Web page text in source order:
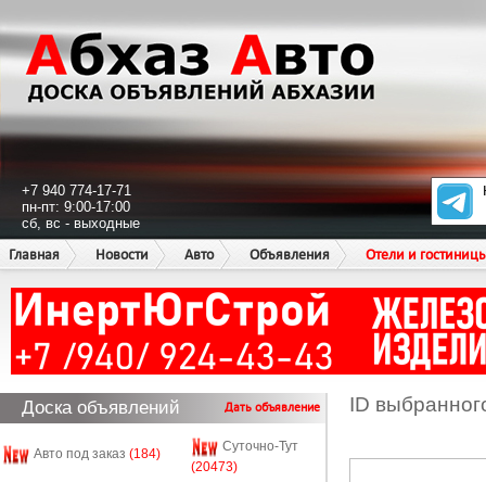
+7 940 774-17-71
пн-пт: 9:00-17:00
сб, вс - выходные
Главная
Новости Авто Объявления Отели и
Доска объявлений Дать объявление
Авто под заказ (184)
Суточно-Тут
(20473)
ID